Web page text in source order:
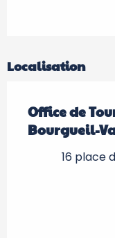
Localisation
Office de
Bourgueil-
16 place